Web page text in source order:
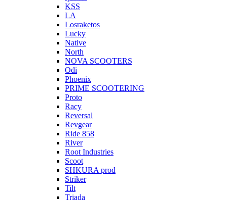
KSS
LA
Losraketos
Lucky
Native
North
NOVA SCOOTERS
Odi
Phoenix
PRIME SCOOTERING
Proto
Racy
Reversal
Revgear
Ride 858
River
Root Industries
Scoot
SHKURA рrоd
Striker
Tilt
Triada